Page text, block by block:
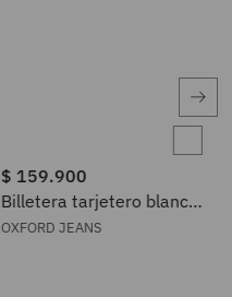
$ 159.900
Billetera tarjetero blanca
para hombre
OXFORD JEANS